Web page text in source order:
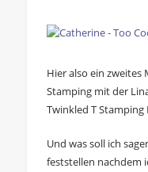
Hier also ein zweites
Stamping mit der
Twinkled T Stamping
Und was soll ich
feststellen nachdem